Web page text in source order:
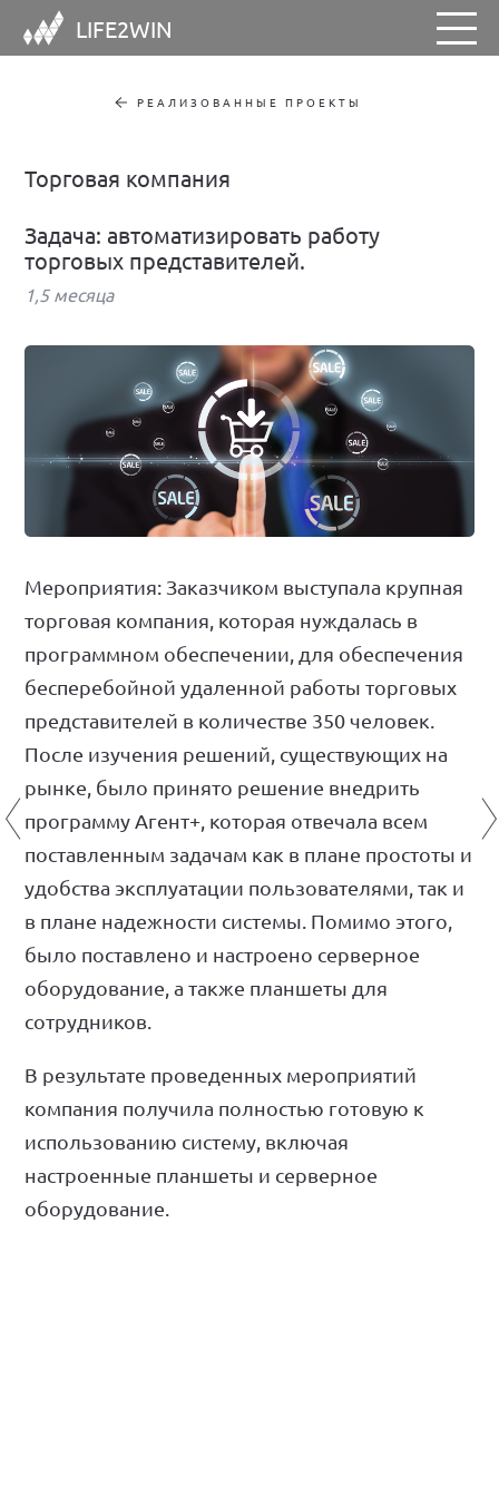
LIFE2WIN
РЕАЛИЗОВАННЫЕ ПРОЕКТЫ
Торговая компания
Задача: автоматизировать работу
торговых представителей.
1,5 месяца
Мероприятия: Заказчиком выступала крупная
торговая компания, которая нуждалась в
программном обеспечении, для обеспечения
бесперебойной удаленной работы торговых
представителей в количестве 350 человек.
После изучения решений, существующих на
рынке, было принято решение внедрить
программу Агент+, которая отвечала всем
поставленным задачам как в плане простоты и
удобства эксплуатации пользователями, так и
в плане надежности системы. Помимо этого,
было поставлено и настроено серверное
оборудование, а также планшеты для
сотрудников.
В результате проведенных мероприятий
компания получила полностью готовую к
использованию систему, включая
настроенные планшеты и серверное
оборудование.
НАШИ РЕШЕНИЯ
РЕАЛИЗОВАННЫЕ ПРОЕКТЫ
ПАРТНЕРЫ
КОНТАКТЫ